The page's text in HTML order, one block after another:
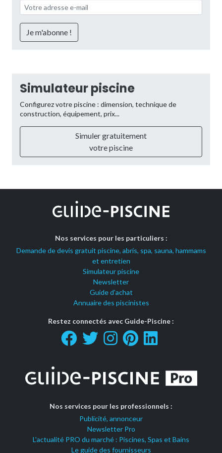
Simulateur piscine
Configurez votre piscine : dimension, technique de
construction, équipement, prix...
Simuler gratuitement
votre piscine
Nos services pour les particuliers :
Demande de devis gratuit piscine, abris, spa, sauna, hammams
et entretien
Simulateur piscine
Newsletter
Guide d'achat
Annuaire des piscinistes
Restez connectés avec Guide-Piscine :
Nos services pour les professionnels :
Publicité, annonceur
Newsletter Pro
L'actualité PRO du marché : Piscines, Spas et Bains
Le guide des fournisseurs